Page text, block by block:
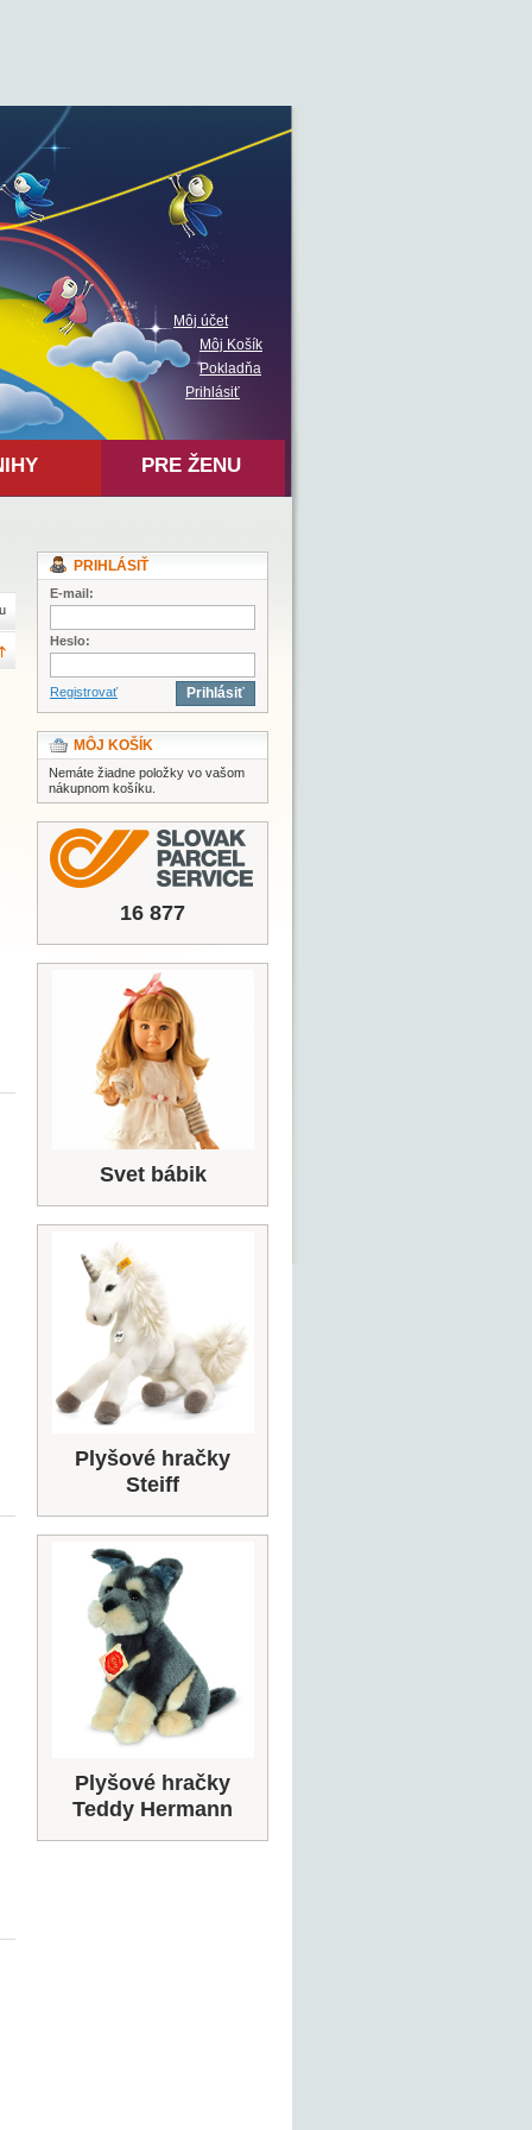
Môj účet
Môj Košík
Pokladňa
Prihlásiť
PRE ŽENU
PRIHLÁSIŤ
E-mail:
Heslo:
Registrovať Prihlásiť
MÔJ KOŠÍK
Nemáte žiadne položky vo vašom
nákupnom košíku.
16 877
Svet bábik
Plyšové hračky
Steiff
Plyšové hračky
Teddy Hermann